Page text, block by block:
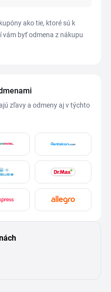
ako tie, ktoré sú k
vám byť odmena z nákupu
zľavy a odmeny aj v týchto